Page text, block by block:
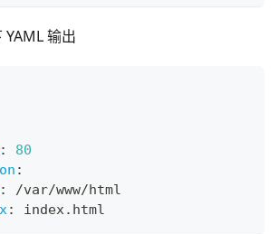
输出
:
80
:
:
/var/www/html
: index.html